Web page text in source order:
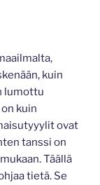
kuin
lumottu
kuin
ovat
tanssi on
Täällä
tietä. Se